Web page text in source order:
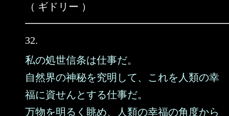
（ ギドリー ）
32.
私の処世信条は仕事だ。
自然界の神秘を究明して、これを人類の幸
福に資せんとする仕事だ。
万物を明るく眺め、人類の幸福の角度から